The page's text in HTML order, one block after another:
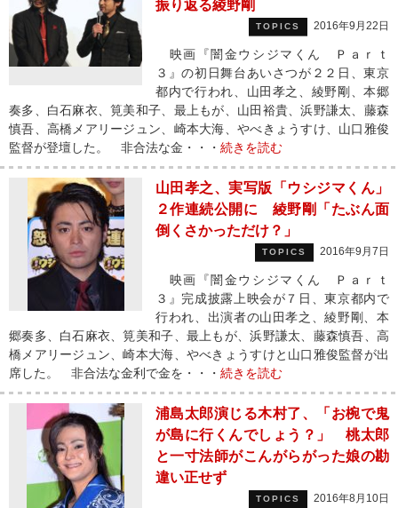
振り返る綾野剛
TOPICS 2016年9月22日
映画『闇金ウシジマくん Ｐａｒｔ
３』の初日舞台あいさつが２２日、東京
都内で行われ、山田孝之、綾野剛、本郷
奏多、白石麻衣、筧美和子、最上もが、山田裕貴、浜野謙太、藤森
慎吾、高橋メアリージュン、崎本大海、やべきょうすけ、山口雅俊
監督が登壇した。 非合法な金・・・ 続きを読む
山田孝之、実写版「ウシジマくん」
２作連続公開に 綾野剛「たぶん面
倒くさかっただけ？」
TOPICS 2016年9月7日
映画『闇金ウシジマくん Ｐａｒｔ
３』完成披露上映会が７日、東京都内で
行われ、出演者の山田孝之、綾野剛、本
郷奏多、白石麻衣、筧美和子、最上もが、浜野謙太、藤森慎吾、高
橋メアリージュン、崎本大海、やべきょうすけと山口雅俊監督が出
席した。 非合法な金利で金を・・・ 続きを読む
浦島太郎演じる木村了、「お椀で鬼
が島に行くんでしょう？」 桃太郎
と一寸法師がこんがらがった娘の勘
違い正せず
TOPICS 2016年8月10日